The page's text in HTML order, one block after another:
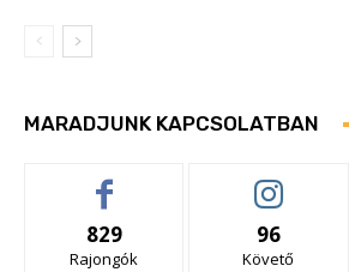
MARADJUNK KAPCSOLATBAN
829
Rajongók
96
Követő